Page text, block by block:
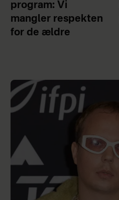
program: Vi
mangler respekten
for de ældre